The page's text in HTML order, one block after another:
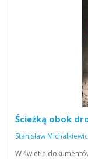
Ścieżką obok
Stanisław
W świetle